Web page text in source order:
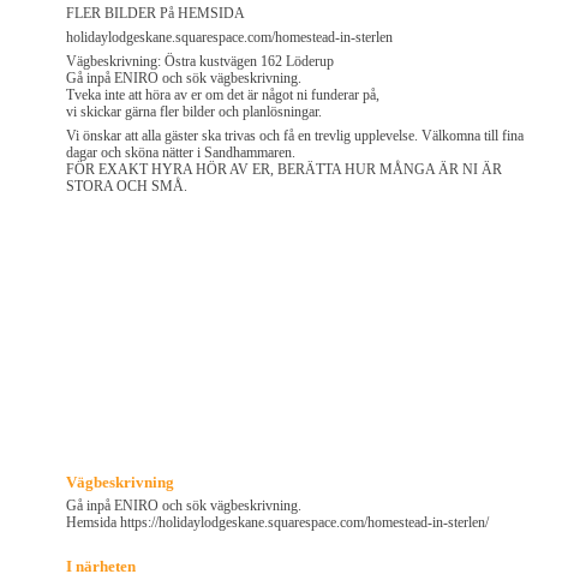
FLER BILDER På HEMSIDA
holidaylodgeskane.squarespace.com/homestead-in-sterlen
Vägbeskrivning: Östra kustvägen 162 Löderup
Gå inpå ENIRO och sök vägbeskrivning.
Tveka inte att höra av er om det är något ni funderar på,
vi skickar gärna fler bilder och planlösningar.
Vi önskar att alla gäster ska trivas och få en trevlig upplevelse. Välkomna till fina
dagar och sköna nätter i Sandhammaren.
FÖR EXAKT HYRA HÖR AV ER, BERÄTTA HUR MÅNGA ÄR NI ÄR
STORA OCH SMÅ.
Vägbeskrivning
Gå inpå ENIRO och sök vägbeskrivning.
Hemsida https://holidaylodgeskane.squarespace.com/homestead-in-sterlen/
I närheten